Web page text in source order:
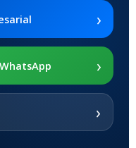
›
›
›